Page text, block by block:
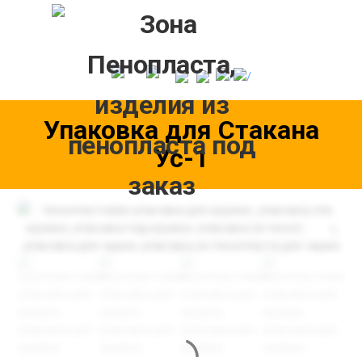
Упаковка для Стакана
Ус-1